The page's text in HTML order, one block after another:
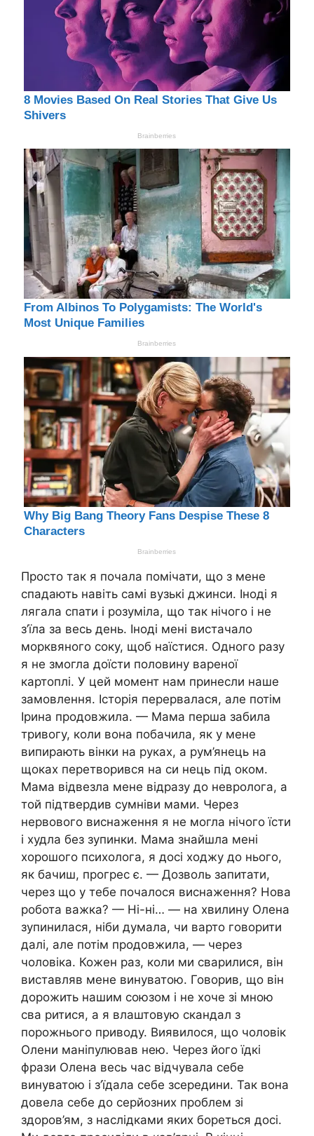
Просто так я почала помічати, що з мене
спадають навіть самі вузькі джинси. Іноді я
лягала спати і розуміла, що так нічого і не
з’їла за весь день. Іноді мені вистачало
морквяного соку, щоб наїстися. Одного разу
я не змогла доїсти половину вареної
картоплі. У цей момент нам принесли наше
замовлення. Історія перервалася, але потім
Ірина продовжила. — Мама перша забила
тривогу, коли вона побачила, як у мене
випирають вінки на руках, а рум’янець на
щоках перетворився на си нець під оком.
Мама відвезла мене відразу до невролога, а
той підтвердив сумніви мами. Через
нервового виснаження я не могла нічого їсти
і худла без зупинки. Мама знайшла мені
хорошого психолога, я досі ходжу до нього,
як бачиш, прогрес є. — Дозволь запитати,
через що у тебе почалося виснаження? Нова
робота важка? — Ні-ні… — на хвилину Олена
зупинилася, ніби думала, чи варто говорити
далі, але потім продовжила, — через
чоловіка. Кожен раз, коли ми сварилися, він
виставляв мене винуватою. Говорив, що він
дорожить нашим союзом і не хоче зі мною
сва ритися, а я влаштовую скандал з
порожнього приводу. Виявилося, що чоловік
Олени маніпулював нею. Через його їдкі
фрази Олена весь час відчувала себе
винуватою і з’їдала себе зсередини. Так вона
довела себе до серйозних проблем зі
здоров’ям, з наслідками яких бореться досі.